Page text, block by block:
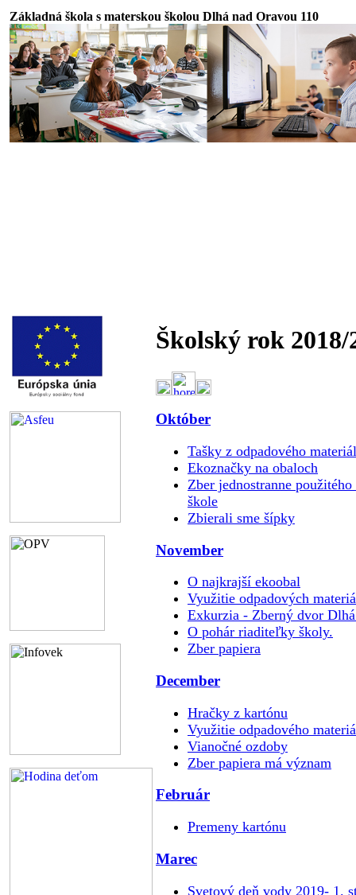
Základná škola s materskou školou Dlhá nad Oravou 110
Školský rok 2018/
Október
Tašky z odpadového
Ekoznačky na obaloch
Zber jednostranne
škole
Zbierali sme šípky
November
O najkrajší ekoobal
Využitie odpadových
Exkurzia - Zberný dvor
O pohár riaditeľky školy.
Zber papiera
December
Hračky z kartónu
Využitie odpadového
Vianočné ozdoby
Zber papiera má význam
Február
Premeny kartónu
Marec
Svetový deň vody 2019- 1.